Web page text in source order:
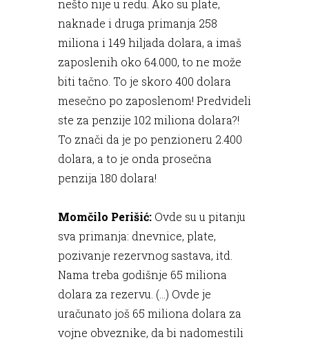
nešto nije u redu. Ako su plate,
naknade i druga primanja 258
miliona i 149 hiljada dolara, a imaš
zaposlenih oko 64.000, to ne može
biti tačno. To je skoro 400 dolara
mesečno po zaposlenom! Predvideli
ste za penzije 102 miliona dolara?!
To znači da je po penzioneru 2.400
dolara, a to je onda prosečna
penzija 180 dolara!
Momčilo Perišić: Ovde su u pitanju
sva primanja: dnevnice, plate,
pozivanje rezervnog sastava, itd.
Nama treba godišnje 65 miliona
dolara za rezervu. (...) Ovde je
uračunato još 65 miliona dolara za
vojne obveznike, da bi nadomestili